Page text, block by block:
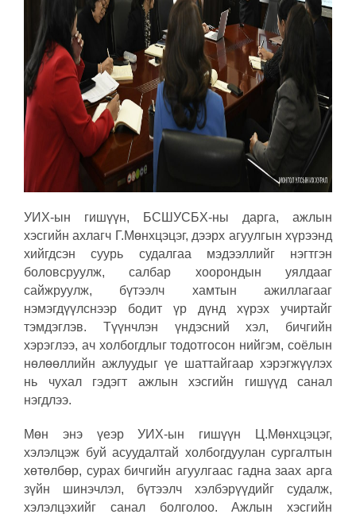
УИХ-ын гишүүн, БСШУСБХ-ны дарга, ажлын
хэсгийн ахлагч Г.Мөнхцэцэг, дээрх агуулгын хүрээнд
хийгдсэн суурь судалгаа мэдээллийг нэгтгэн
боловсруулж, салбар хоорондын уялдааг
сайжруулж, бүтээлч хамтын ажиллагааг
нэмэгдүүлснээр бодит үр дүнд хүрэх учиртайг
тэмдэглэв. Түүнчлэн үндэсний хэл, бичгийн
хэрэглээ, ач холбогдлыг тодотгосон нийгэм, соёлын
нөлөөллийн ажлуудыг үе шаттайгаар хэрэгжүүлэх
нь чухал гэдэгт ажлын хэсгийн гишүүд санал
нэгдлээ.
Мөн энэ үеэр УИХ-ын гишүүн Ц.Мөнхцэцэг,
хэлэлцэж буй асуудалтай холбогдуулан сургалтын
хөтөлбөр, сурах бичгийн агуулгаас гадна заах арга
зүйн шинэчлэл, бүтээлч хэлбэрүүдийг судалж,
хэлэлцэхийг санал болголоо. Ажлын хэсгийн